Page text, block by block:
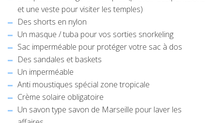
et une veste pour visiter les temples)
Des shorts en nylon
Un masque / tuba pour vos sorties snorkeling
Sac imperméable pour protéger votre sac à dos
Des sandales et baskets
Un imperméable
Anti moustiques spécial zone tropicale
Crème solaire obligatoire
Un savon type savon de Marseille pour laver les